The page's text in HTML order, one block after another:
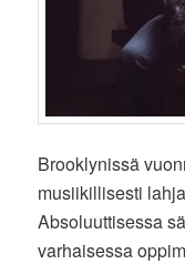
Brooklynissä
musiikillisesti
Absoluuttisessa
varhaisessa